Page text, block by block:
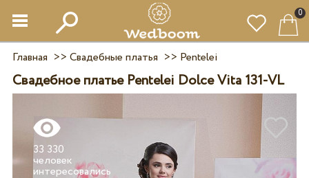
0
Главная >> Свадебные платья >> Pentelei
Свадебное платье Pentelei Dolce Vita 131-VL
33 330
человек